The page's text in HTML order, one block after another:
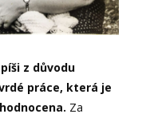
z důvodu
práce, která je
Za